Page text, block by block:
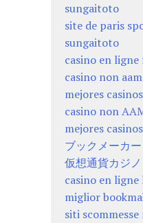
sungaitoto
site de paris
sungaitoto
casino en ligne
casino non
mejores
casino non
mejores
ブックメーカー
仮想通貨カジ
casino en
miglior
siti